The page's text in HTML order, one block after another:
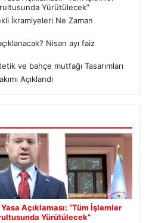
Yürütülecek”
İkramiyeleri Ne Zaman
Nisan ayı faiz
ve bahçe mutfağı Tasarımları
Açıklandı
Açıklaması: “Tüm İşlemler
Yürütülecek”